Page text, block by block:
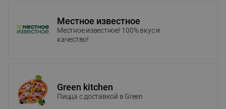
Местное известное
Местное известное! 100% вкус и
качество!
Green kitchen
Пицца c доставкой в Green